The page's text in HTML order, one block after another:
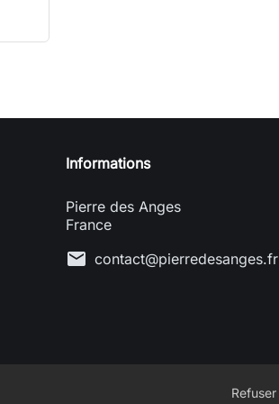
Refuser
au panier
Informations
Pierre des Anges
France
mail contact@pierredesanges.fr